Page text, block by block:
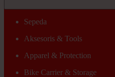
Sepeda
Aksesoris & Tools
Apparel & Protection
Bike Carrier & Storage